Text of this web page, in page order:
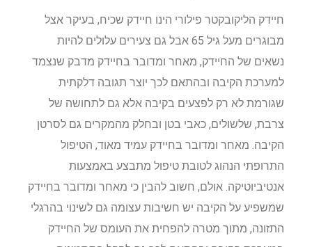
חיידק הליקובקטר פילורי הינו חיידק שכיח, בעיקר אצל
מבוגרים מעל גיל 65 אבל גם צעירים עלולים להיות
נשאים של החיידק, מאחר ומדובר בחיידק מדבק שנצמד
למערכת הקיבה ובהתאם לכך יוצר תגובה דלקתית
שגורמת לא רק לפצעים בקיבה אלא גם לתחושה של
צרבת, שלשולים, כאבי בטן ובחלק מהמקרים גם לסרטן
הקיבה. מאחר ומדובר בחיידק עמיד מאוד, הטיפול
התרופתי הנהוג לטובת טיפול מתבצע באמצעות
אנטיביוטיקה. אולם, חשוב להבין כי מאחר ומדובר בחיידק
שמשפיע על הקיבה יש חשיבות עצומה גם לשינוי בהרגלי
התזונה, מתוך מטרה להפחית את העומס של החיידק